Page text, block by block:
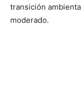
transición
moderado.